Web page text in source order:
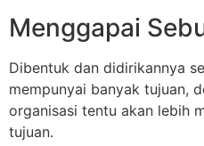
Menggapai
Dibentuk dan didirikannya
mempunyai banyak tujuan,
organisasi tentu akan lebih
tujuan.